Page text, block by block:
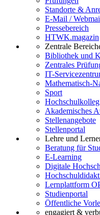
Standorte &
E-Mail /
Pressebereich
HTWK.magazin
Zentrale
Bibliothek und
Zentrales
IT-
Mathematisch-
Sport
Hochschulkolleg
Akademisches
Stellenangebote
Stellenportal
Lehre und
Beratung für
E-Learning
Digitale
Lernplattform
Studienportal
Öffentliche
engagiert &